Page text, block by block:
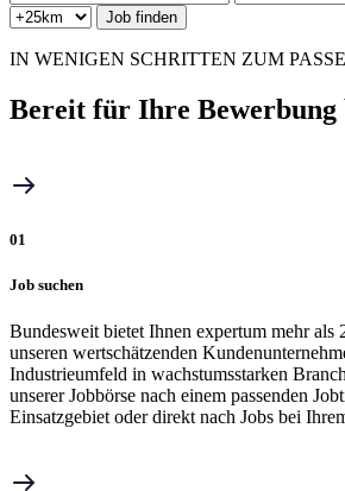
IN WENIGEN SCHRITTEN ZUM
Bereit für Ihre Bewerbung
01
Job suchen
Bundesweit bietet Ihnen expertum mehr als
unseren wertschätzenden
Industrieumfeld in wachstumsstarken
unserer Jobbörse nach einem passenden
Einsatzgebiet oder direkt nach Jobs bei